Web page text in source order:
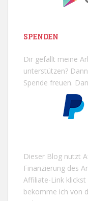
SPENDEN
Dir gefällt meine
unterstützen?
Spende freuen.
Dieser Blog nutzt
Finanzierung des
Affiliate-Link
bekomme ich von